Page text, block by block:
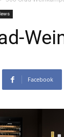
Facebook